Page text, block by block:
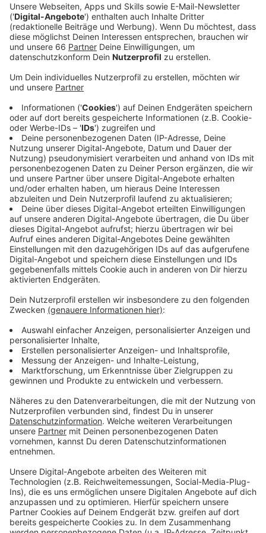
Bilk bummelt geht von 17 bis 20 Uhr.
Veröffentlicht:Samstag, 08.06.2024 07:32
Anzeige
Weiberkram in den Schwanenhöfen an der Erkrather
Straße. Hier gibt es tagsüber Sencond-Hand-Kleidung,
Musik und Eiscafé in entspannter Atmosphäre. Der
Eintritt liegt bei vier Euro. Am Wichtigsten dürfte
morgen aber die Europawahl sein. Von 8 bis 18 Uhr
haben die Wahlbüros geöffnet. Wahlberechtigte
können mit Perso und Wahlbenachrichtigung in ihrem
Wahlbüro vorbeikommen und ihre Stimme abgeben.
Auf europäischer Ebene werden viele Sachen
entschieden, die unser alltägliches Leben direkt
beeinflussen. Zum Beispiel die Reisefreiheit oder der
Mindestlohn. Deswegen sollte jede wahlberechtigte
Person wählen gehen.
Anzeige
Weitere Infos und Links zum Thema:
Anzeige
Hintergründe und Infos zur Europawahl 2024
Wie die EU-Wahl funktioniert
Ausgehtipps Düsseldorf
Anzeige